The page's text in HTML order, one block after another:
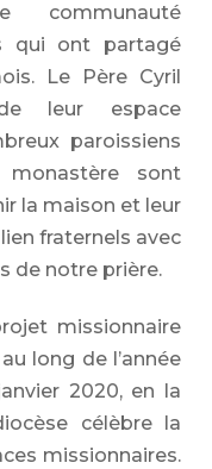
communauté
qui ont partagé
Le Père Cyril
leur espace
paroissiens
sont
la maison et leur
fraternels avec
de notre prière.
missionnaire
long de l’année
2020, en la
célèbre la
missionnaires.